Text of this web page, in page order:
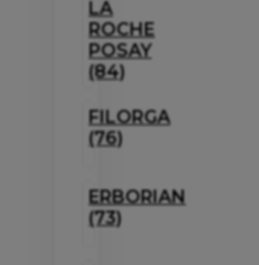
LA
ROCHE
POSAY
(84)
FILORGA
(76)
ERBORIAN
(73)